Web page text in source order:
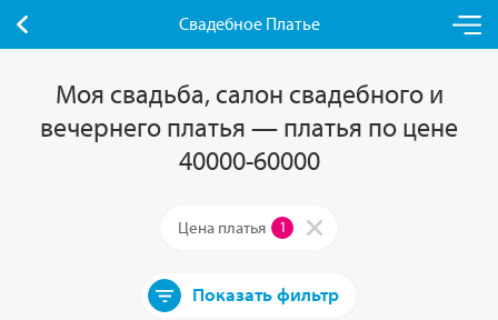
Свадебное Платье
Моя свадьба, салон свадебного и
вечернего платья — платья по цене
40000-60000
Цена платья 1
Показать фильтр